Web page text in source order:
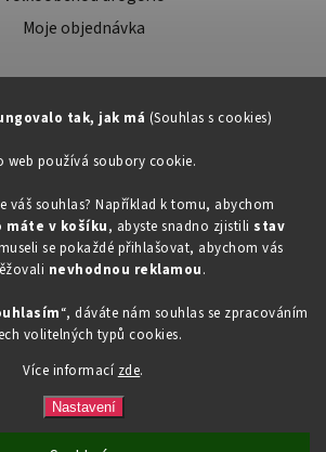
tak, jak má (Souhlas s cookies)
web používá soubory cookie.
váš souhlas? Například k tomu, abychom
máte v košíku, abyste snadno zjistili stav
se pokaždé přihlašovat, abychom vás
nevhodnou reklamou.
“, dáváte nám souhlas se zpracováním
volitelných typů cookies.
Více informací zde.
Nastavení
734603917
eshop@toner-rl.cz
Moje objednávka
Drogerka24.cz. Všechna práva vyhrazena.
VytvořilShoptet| Design